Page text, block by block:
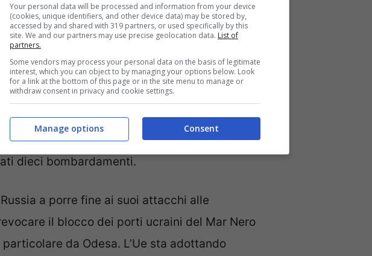
Dato che il Cremlino ora vuole scambiare
sanzioni, si può capire l’obiettivo finale di
capo dell’ufficio del presidente ucraino
le regioni di Sumy e Chernihiv. Lo
della guardia di frontiera di Stato. In totale,
dieci bombardamenti.
a porre fine ai suoi attacchi alle
il blocco dei porti ucraini del Mar Nero
da Odesa. L’Ue sta adottando
Your personal data will be processed and information from your device
(cookies, unique identifiers, and other device data) may be stored by,
accessed by and shared with 319 partners, or used specifically by this
site. We and our partners may use precise geolocation data. List of
partners.
Some vendors may process your personal data on the basis of legitimate
interest, which you can object to by managing your options below. Look
for a link at the bottom of this page or in the site menu to manage or
withdraw consent in privacy and cookie settings.
Consent
Manage options